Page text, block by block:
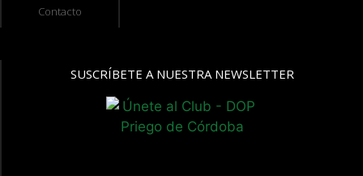
Contacto
SUSCRÍBETE A NUESTRA NEWSLETTER